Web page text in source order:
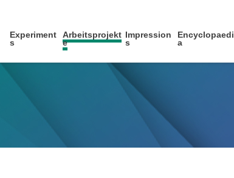
Experiment
s
Arbeitsprojekt
e
Impression
s
Encyclopaedi
a